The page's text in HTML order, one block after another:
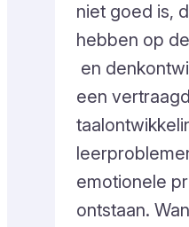
niet goed is,
hebben op
en
een
emotionele
ontstaan.